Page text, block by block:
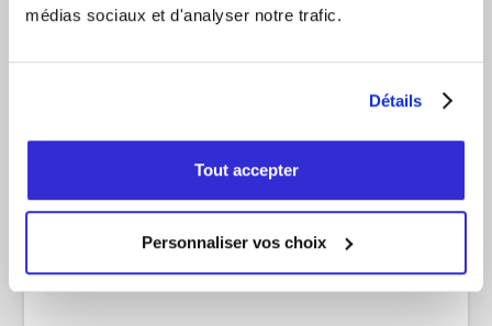
médias sociaux et d'analyser notre trafic.
Détails
Tout accepter
Personnaliser vos choix
Pour questions concernant les commandites, partenariats
partenariats@bleufeu.com